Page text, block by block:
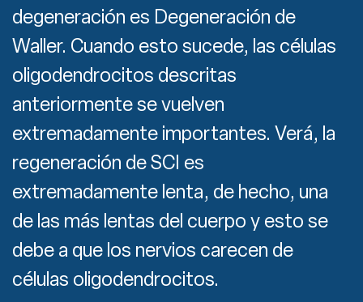
degeneración es Degeneración de
Waller. Cuando esto sucede, las células
oligodendrocitos descritas
anteriormente se vuelven
extremadamente importantes. Verá, la
regeneración de SCI es
extremadamente lenta, de hecho, una
de las más lentas del cuerpo y esto se
debe a que los nervios carecen de
células oligodendrocitos.